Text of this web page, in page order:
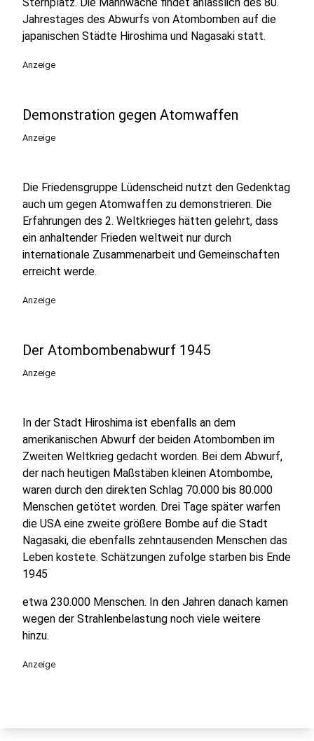
Jahrestages des Abwurfs von Atombomben auf die
japanischen Städte Hiroshima und Nagasaki statt.
Anzeige
Demonstration gegen Atomwaffen
Anzeige
Die Friedensgruppe Lüdenscheid nutzt den Gedenktag
auch um gegen Atomwaffen zu demonstrieren. Die
Erfahrungen des 2. Weltkrieges hätten gelehrt, dass
ein anhaltender Frieden weltweit nur durch
internationale Zusammenarbeit und Gemeinschaften
erreicht werde.
Anzeige
Der Atombombenabwurf 1945
Anzeige
In der Stadt Hiroshima ist ebenfalls an dem
amerikanischen Abwurf der beiden Atombomben im
Zweiten Weltkrieg gedacht worden. Bei dem Abwurf,
der nach heutigen Maßstäben kleinen Atombombe,
waren durch den direkten Schlag 70.000 bis 80.000
Menschen getötet worden. Drei Tage später warfen
die USA eine zweite größere Bombe auf die Stadt
Nagasaki, die ebenfalls zehntausenden Menschen das
Leben kostete. Schätzungen zufolge starben bis Ende
1945
etwa 230.000 Menschen. In den Jahren danach kamen
wegen der Strahlenbelastung noch viele weitere
hinzu.
Anzeige